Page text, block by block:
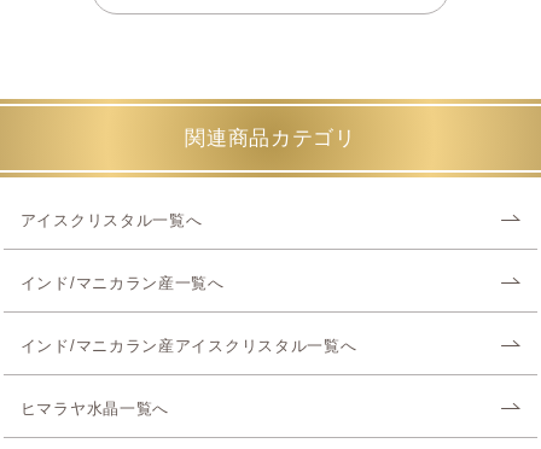
関連商品カテゴリ
アイスクリスタル一覧へ
インド/マニカラン産一覧へ
インド/マニカラン産アイスクリスタル一覧へ
ヒマラヤ水晶一覧へ